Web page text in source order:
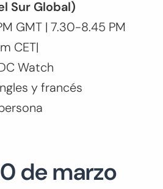
Sur Global)
GMT | 7.30-8.45 PM
CET|
Watch
y francés
de marzo